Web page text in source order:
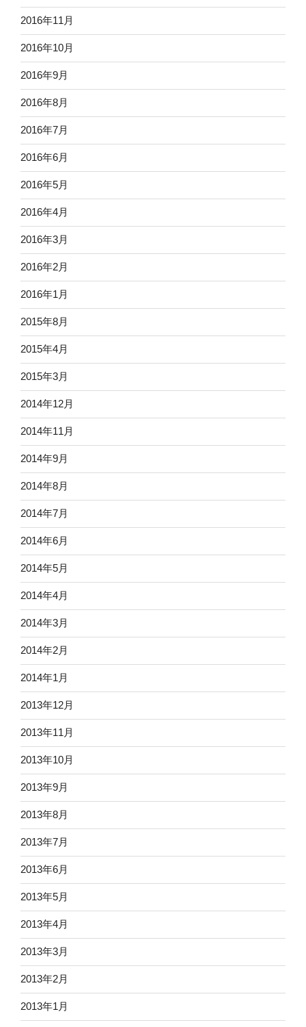
2016年11月
2016年10月
2016年9月
2016年8月
2016年7月
2016年6月
2016年5月
2016年4月
2016年3月
2016年2月
2016年1月
2015年8月
2015年4月
2015年3月
2014年12月
2014年11月
2014年9月
2014年8月
2014年7月
2014年6月
2014年5月
2014年4月
2014年3月
2014年2月
2014年1月
2013年12月
2013年11月
2013年10月
2013年9月
2013年8月
2013年7月
2013年6月
2013年5月
2013年4月
2013年3月
2013年2月
2013年1月